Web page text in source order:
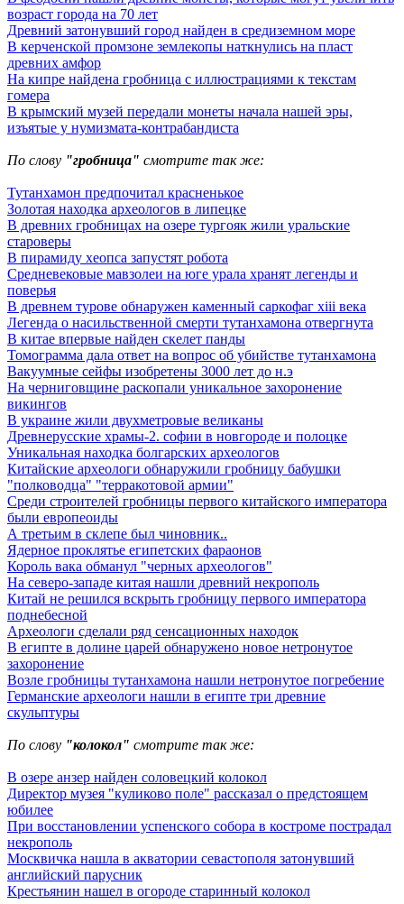
возраст города на 70 лет
Древний затонувший город найден в средиземном море
В керченской промзоне землекопы наткнулись на пласт
древних амфор
На кипре найдена гробница с иллюстрациями к текстам
гомера
В крымский музей передали монеты начала нашей эры,
изъятые у нумизмата-контрабандиста
По слову "гробница" смотрите так же:
Тутанхамон предпочитал красненькое
Золотая находка археологов в липецке
В древних гробницах на озере тургояк жили уральские
староверы
В пирамиду хеопса запустят робота
Средневековые мавзолеи на юге урала хранят легенды и
поверья
В древнем турове обнаружен каменный саркофаг xiii века
Легенда о насильственной смерти тутанхамона отвергнута
В китае впервые найден скелет панды
Томограмма дала ответ на вопрос об убийстве тутанхамона
Вакуумные сейфы изобретены 3000 лет до н.э
На черниговщине раскопали уникальное захоронение
викингов
В украине жили двухметровые великаны
Древнерусские храмы-2. софии в новгороде и полоцке
Уникальная находка болгарских археологов
Китайские археологи обнаружили гробницу бабушки
"полководца" "терракотовой армии"
Среди строителей гробницы первого китайского императора
были европеоиды
А третьим в склепе был чиновник..
Ядерное проклятье египетских фараонов
Король вака обманул "черных археологов"
На северо-западе китая нашли древний некрополь
Китай не решился вскрыть гробницу первого императора
поднебесной
Археологи сделали ряд сенсационных находок
В египте в долине царей обнаружено новое нетронутое
захоронение
Возле гробницы тутанхамона нашли нетронутое погребение
Германские археологи нашли в египте три древние
скульптуры
По слову "колокол" смотрите так же:
В озере анзер найден соловецкий колокол
Директор музея "куликово поле" рассказал о предстоящем
юбилее
При восстановлении успенского собора в костроме пострадал
некрополь
Москвичка нашла в акватории севастополя затонувший
английский парусник
Крестьянин нашел в огороде старинный колокол